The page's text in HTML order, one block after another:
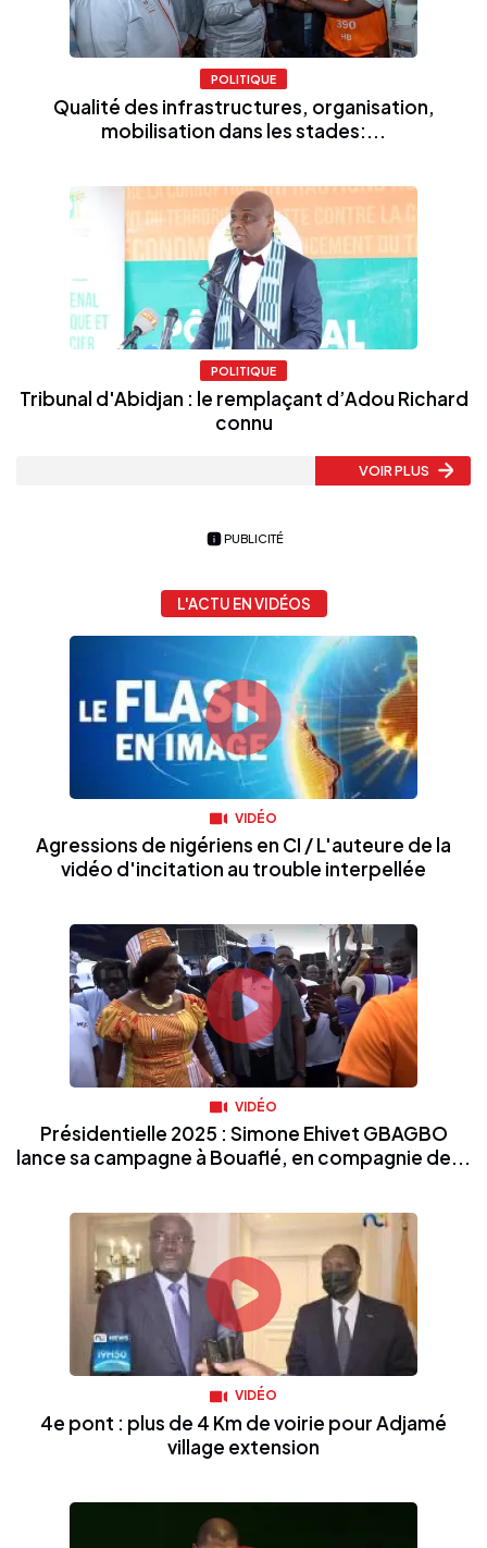
POLITIQUE
Qualité des infrastructures, organisation,
mobilisation dans les stades:...
POLITIQUE
Tribunal d'Abidjan : le remplaçant d’Adou Richard
connu
VOIR PLUS
PUBLICITÉ
L'ACTU EN VIDÉOS
VIDÉO
Agressions de nigériens en CI / L'auteure de la
vidéo d'incitation au trouble interpellée
VIDÉO
Présidentielle 2025 : Simone Ehivet GBAGBO
lance sa campagne à Bouaflé, en compagnie de...
VIDÉO
4e pont : plus de 4 Km de voirie pour Adjamé
village extension